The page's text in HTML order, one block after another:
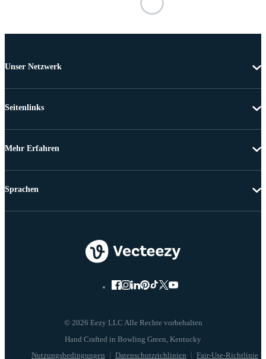
Unser Netzwerk
Seitenlinks
Mehr Erfahren
© 2026 Eezy LLC Alle Rechte vorbehalten
Nutzungsbedingungen Datenschutzrichlinien Fair-Use-Richtlinie
Sprachen